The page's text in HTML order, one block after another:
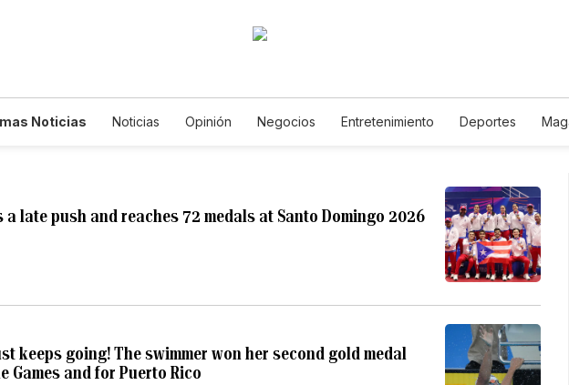
Noticias Noticias Opinión Negocios Entretenimiento Deportes
a late push and reaches 72 medals at Santo Domingo 2026
keeps going! The swimmer won her second gold medal
Games and for Puerto Rico